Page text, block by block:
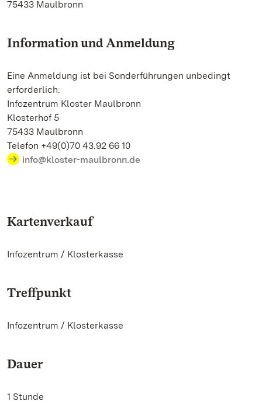
75433 Maulbronn
Information und Anmeldung
Eine Anmeldung ist bei Sonderführungen unbedingt
erforderlich:
Infozentrum Kloster Maulbronn
Klosterhof 5
75433 Maulbronn
Telefon +49(0)70 43.92 66 10
info@kloster-maulbronn.de
Kartenverkauf
Infozentrum / Klosterkasse
Treffpunkt
Infozentrum / Klosterkasse
Dauer
1 Stunde